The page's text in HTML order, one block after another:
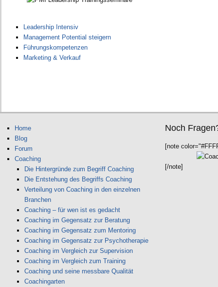
Leadership Intensiv
Management Potential steigern
Führungskompetenzen
Marketing & Verkauf
Home
Blog
Forum
Coaching
Die Hintergründe zum Begriff Coaching
Die Entstehung des Begriffs Coaching
Verteilung von Coaching in den einzelnen
Branchen
Coaching – für wen ist es gedacht
Coaching im Gegensatz zur Beratung
Coaching im Gegensatz zum Mentoring
Coaching im Gegensatz zur Psychotherapie
Coaching im Vergleich zur Supervision
Coaching im Vergleich zum Training
Coaching und seine messbare Qualität
Coachingarten
Noch
[note
[/note]